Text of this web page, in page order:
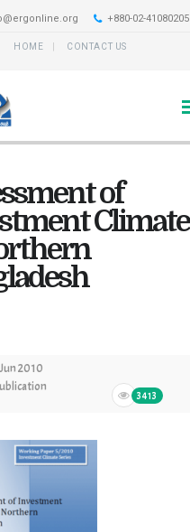
+880-02-41080205
HOME CONTACT US
of
Climate
2010
3413